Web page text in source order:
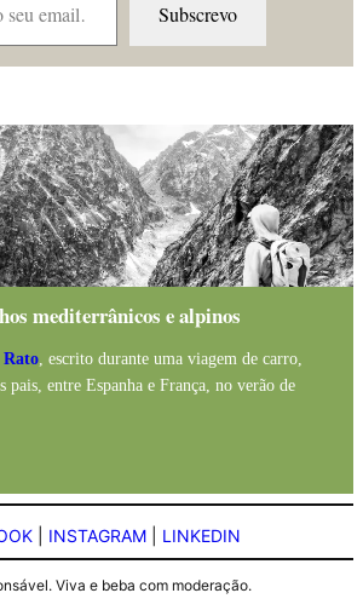
Subscrevo
mediterrânicos e alpinos
, escrito durante uma viagem de carro,
pais, entre Espanha e França, no verão de
INSTAGRAM LINKEDIN
Viva e beba com moderação.